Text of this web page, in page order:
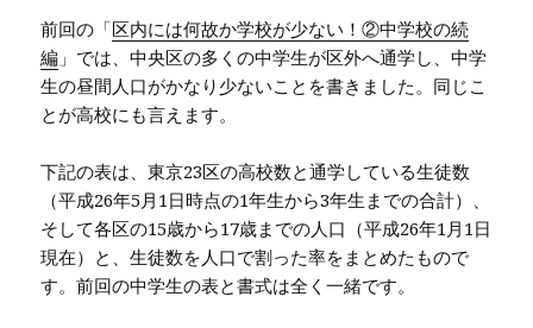
前回の「区内には何故か学校が少ない！②中学校の続
編 」では、中央区の多くの中学生が区外へ通学し、中学
生の昼間人口がかなり少ないことを書きました。同じこ
とが高校にも言えます。
下記の表は、東京23区の高校数と通学している生徒数
（平成26年5月1日時点の1年生から3年生までの合計）、
そして各区の15歳から17歳までの人口（平成26年1月1日
現在）と、生徒数を人口で割った率をまとめたもので
す。前回の中学生の表と書式は全く一緒です。